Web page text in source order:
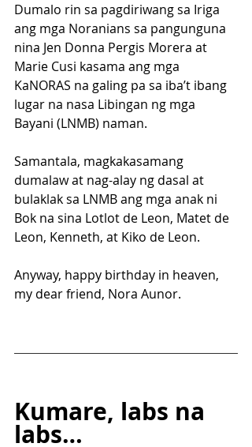
Dumalo rin sa pagdiriwang sa Iriga
ang mga Noranians sa pangunguna
nina Jen Donna Pergis Morera at
Marie Cusi kasama ang mga
KaNORAS na galing pa sa iba’t ibang
lugar na nasa Libingan ng mga
Bayani (LNMB) naman.
Samantala, magkakasamang
dumalaw at nag-alay ng dasal at
bulaklak sa LNMB ang mga anak ni
Bok na sina Lotlot de Leon, Matet de
Leon, Kenneth, at Kiko de Leon.
Anyway, happy birthday in heaven,
my dear friend, Nora Aunor.
Kumare, labs na
labs…